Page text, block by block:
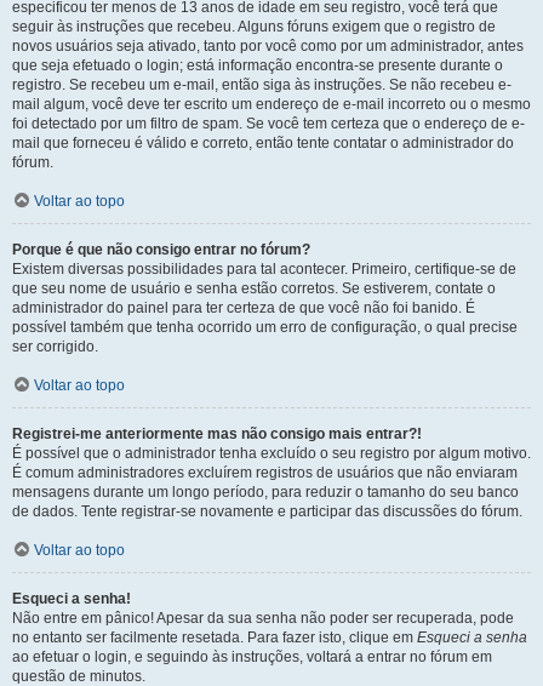
especificou ter menos de 13 anos de idade em seu registro, você terá que
seguir às instruções que recebeu. Alguns fóruns exigem que o registro de
novos usuários seja ativado, tanto por você como por um administrador, antes
que seja efetuado o login; está informação encontra-se presente durante o
registro. Se recebeu um e-mail, então siga às instruções. Se não recebeu e-
mail algum, você deve ter escrito um endereço de e-mail incorreto ou o mesmo
foi detectado por um filtro de spam. Se você tem certeza que o endereço de e-
mail que forneceu é válido e correto, então tente contatar o administrador do
fórum.
Voltar ao topo
Porque é que não consigo entrar no fórum?
Existem diversas possibilidades para tal acontecer. Primeiro, certifique-se de
que seu nome de usuário e senha estão corretos. Se estiverem, contate o
administrador do painel para ter certeza de que você não foi banido. É
possível também que tenha ocorrido um erro de configuração, o qual precise
ser corrigido.
Voltar ao topo
Registrei-me anteriormente mas não consigo mais entrar?!
É possível que o administrador tenha excluído o seu registro por algum motivo.
É comum administradores excluírem registros de usuários que não enviaram
mensagens durante um longo período, para reduzir o tamanho do seu banco
de dados. Tente registrar-se novamente e participar das discussões do fórum.
Voltar ao topo
Esqueci a senha!
Não entre em pânico! Apesar da sua senha não poder ser recuperada, pode
no entanto ser facilmente resetada. Para fazer isto, clique em Esqueci a senha
ao efetuar o login, e seguindo às instruções, voltará a entrar no fórum em
questão de minutos.